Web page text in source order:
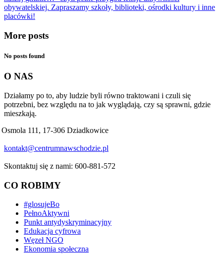
obywatelskiej. Zapraszamy szkoły, biblioteki, ośrodki kultury i inne
placówki!
More posts
No posts found
O NAS
Działamy po to, aby ludzie byli równo traktowani i czuli się
potrzebni, bez względu na to jak wyglądają, czy są sprawni, gdzie
mieszkają.
Osmola 111, 17-306 Dziadkowice
kontakt@centrumnawschodzie.pl
Skontaktuj się z nami: 600-881-572
CO ROBIMY
#glosujeBo
PełnoAktywni
Punkt antydyskryminacyjny
Edukacja cyfrowa
Węzeł NGO
Ekonomia społeczna